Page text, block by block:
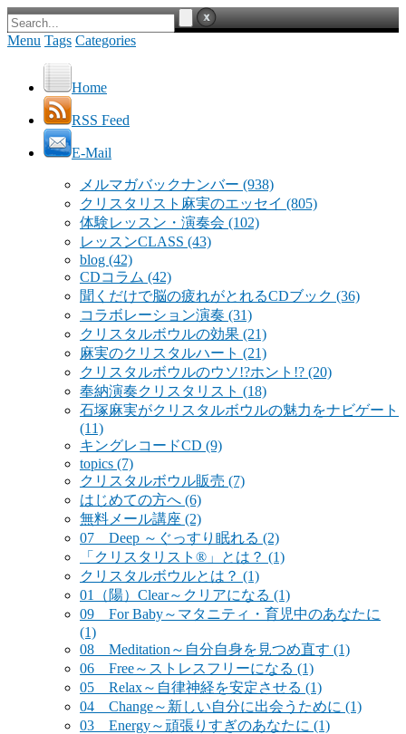
Menu Tags Categories
Home
RSS Feed
E-Mail
メルマガバックナンバー (938)
クリスタリスト麻実のエッセイ (805)
体験レッスン・演奏会 (102)
レッスンCLASS (43)
blog (42)
CDコラム (42)
聞くだけで脳の疲れがとれるCDブック (36)
コラボレーション演奏 (31)
クリスタルボウルの効果 (21)
麻実のクリスタルハート (21)
クリスタルボウルのウソ!?ホント!? (20)
奉納演奏クリスタリスト (18)
石塚麻実がクリスタルボウルの魅力をナビゲート
(11)
キングレコードCD (9)
topics (7)
クリスタルボウル販売 (7)
はじめての方へ (6)
無料メール講座 (2)
07 Deep ～ぐっすり眠れる (2)
「クリスタリスト®」とは？ (1)
クリスタルボウルとは？ (1)
01（陽）Clear～クリアになる (1)
09 For Baby～マタニティ・育児中のあなたに
(1)
08 Meditation～自分自身を見つめ直す (1)
06 Free～ストレスフリーになる (1)
05 Relax～自律神経を安定させる (1)
04 Change～新しい自分に出会うために (1)
03 Energy～頑張りすぎのあなたに (1)